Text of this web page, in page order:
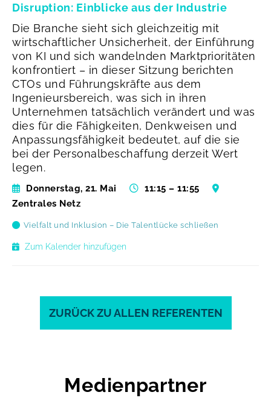
Disruption: Einblicke aus der Industrie
Die Branche sieht sich gleichzeitig mit
wirtschaftlicher Unsicherheit, der Einführung
von KI und sich wandelnden Marktprioritäten
konfrontiert – in dieser Sitzung berichten
CTOs und Führungskräfte aus dem
Ingenieursbereich, was sich in ihren
Unternehmen tatsächlich verändert und was
dies für die Fähigkeiten, Denkweisen und
Anpassungsfähigkeit bedeutet, auf die sie
bei der Personalbeschaffung derzeit Wert
legen.
Donnerstag, 21. Mai
11:15 – 11:55
Zentrales Netz
Vielfalt und Inklusion – Die Talentlücke schließen
Zum Kalender hinzufügen
ZURÜCK ZU ALLEN REFERENTEN
Medienpartner